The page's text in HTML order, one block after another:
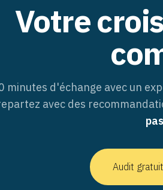
Votre
minutes d'échange avec un
avec des
Audit